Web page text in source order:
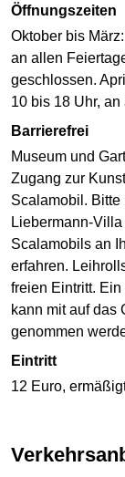
Öffnungszeiten
Oktober bis
an allen
geschlossen.
10 bis 18 Uhr,
Barrierefrei
Museum und
Zugang zur
Scalamobil. Bitte
Liebermann-
Scalamobils an
erfahren.
freien Eintritt.
kann mit auf das
genommen
Eintritt
12 Euro,